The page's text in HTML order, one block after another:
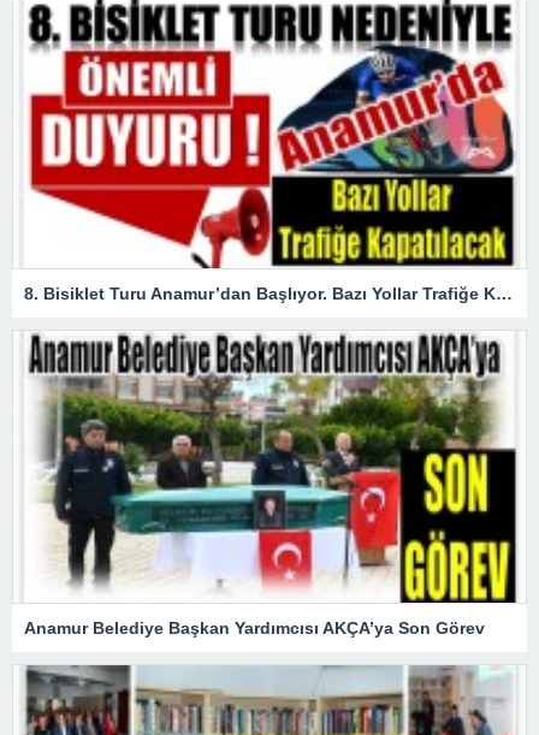
8. Bisiklet Turu Anamur’dan Başlıyor. Bazı Yollar Trafiğe Kapatılacak
Anamur Belediye Başkan Yardımcısı AKÇA’ya Son Görev